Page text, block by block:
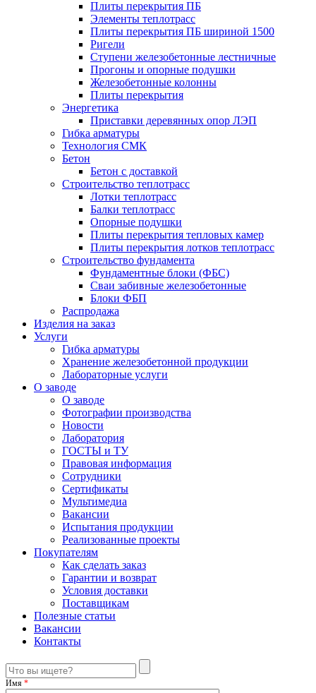
Плиты перекрытия ПБ
Элементы теплотрасс
Плиты перекрытия ПБ шириной 1500
Ригели
Ступени железобетонные лестничные
Прогоны и опорные подушки
Железобетонные колонны
Плиты перекрытия
Энергетика
Приставки деревянных опор ЛЭП
Гибка арматуры
Технология СМК
Бетон
Бетон с доставкой
Строительство теплотрасс
Лотки теплотрасс
Балки теплотрасс
Опорные подушки
Плиты перекрытия тепловых камер
Плиты перекрытия лотков теплотрасс
Строительство фундамента
Фундаментные блоки (ФБС)
Сваи забивные железобетонные
Блоки ФБП
Распродажа
Изделия на заказ
Услуги
Гибка арматуры
Хранение железобетонной продукции
Лабораторные услуги
О заводе
О заводе
Фотографии производства
Новости
Лаборатория
ГОСТЫ и ТУ
Правовая информация
Сотрудники
Сертификаты
Мультимедиа
Вакансии
Испытания продукции
Реализованные проекты
Покупателям
Как сделать заказ
Гарантии и возврат
Условия доставки
Поставщикам
Полезные статьи
Вакансии
Контакты
Имя *